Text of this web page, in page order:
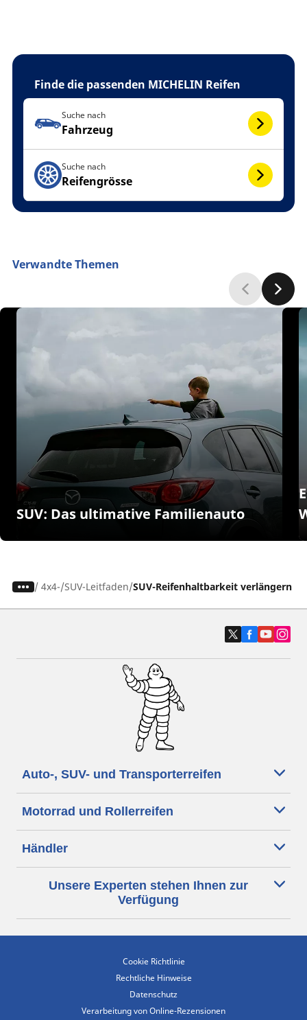
Finde die passenden MICHELIN Reifen
Suche nach
Fahrzeug
Suche nach
Reifengrösse
Verwandte Themen
SUV: Das ultimative Familienauto
/ 4x4-/SUV-Leitfaden SUV-Reifenhaltbarkeit verlängern
Auto-, SUV- und Transporterreifen
Motorrad und Rollerreifen
Händler
Unsere Experten stehen Ihnen zur
Verfügung
Cookie Richtlinie
Rechtliche Hinweise
Datenschutz
Verarbeitung von Online-Rezensionen